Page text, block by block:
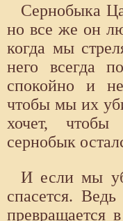
Сернобыка
но все же он
когда мы
него всегда
спокойно и
чтобы мы их
хочет,
сернобык
И если мы
спасется.
превращается